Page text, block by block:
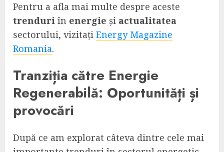
Pentru a afla mai multe despre aceste
trenduri în energie și actualitatea
sectorului, vizitați Energy Magazine
Romania.
Tranziția către Energie
Regenerabilă: Oportunități și
provocări
După ce am explorat câteva dintre cele mai